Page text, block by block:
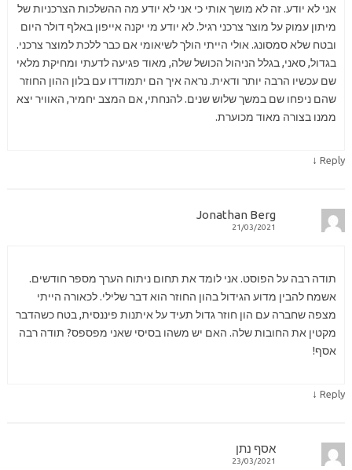
אני לא יודע. זה לא מושך אותי כי אני לא יודע מה ההשלכות הצרכניות של
מיתון עמוק על מוצר צרכני רגיל. לא יודע מי יקנה אייפון באלף דולר היום
ובטח שלא סמסונג. אולי הייתי הולך לשיאומי אם כבר ללכת למוצר צרכני.
בגדול, סאני, בגלל הניהול הכושל שלה, מאוד פגיעה לדעתי ומחיקת מלאי
שם עכשיו הרבה יותר ודאית. נראה איך הם יתמודדו עם בלון ההון החוזר
שהם ניפחו שם במשך שלוש שנים. להנחתי, אם המצב יחמיר, האוויר יצא
ממנו בצורה מאוד מכוערת.
Reply
↓
Jonathan Berg
21/03/2021
תודה רבה על הפוסט. אני לומד את תחום ניתוח הערך מספר חודשים.
אשמח להבין מדוע הגידול בהון החוזר הוא דבר שלילי. לכאורה הייתי
מצפה שחברה עם הון חוזר גדול תעיד על איתנות פיננסית, בטח כשהדבר
מקטין את החובות שלה. האם יש משהו בסיסי שאני מפספס? תודה רבה
אסף!
Reply
↓
אסף נתן
23/03/2021